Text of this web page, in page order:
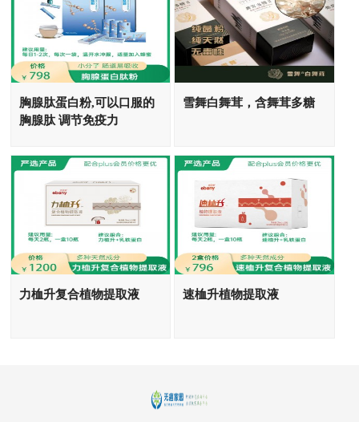
胸腺肽蛋白粉,可以口服的
胸腺肽 调节免疫力
雪舞白舞茸，含舞茸多糖
力桖升复合植物提取液 速桖升植物提取液